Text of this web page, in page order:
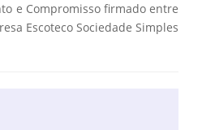
e Compromisso firmado entre
Escoteco Sociedade Simples